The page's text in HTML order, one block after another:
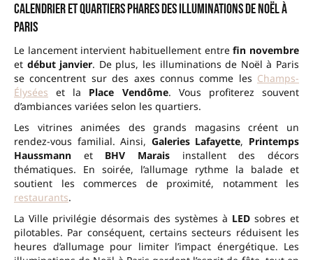
Calendrier et quartiers phares des illuminations de Noël à
Paris
Le lancement intervient habituellement entrefin novembre
et début janvier. De plus, les illuminations de Noël à Paris
se concentrent sur des axes connus comme les Champs-
Élysées et la Place Vendôme. Vous profiterez souvent
d’ambiances variées selon les quartiers.
Les vitrines animées des grands magasins créent un
rendez-vous familial. Ainsi, Galeries Lafayette, Printemps
Haussmann et BHV Marais installent des décors
thématiques. En soirée, l’allumage rythme la balade et
soutient les commerces de proximité, notamment les
restaurants.
La Ville privilégie désormais des systèmes à LED sobres et
pilotables. Par conséquent, certains secteurs réduisent les
heures d’allumage pour limiter l’impact énergétique. Les